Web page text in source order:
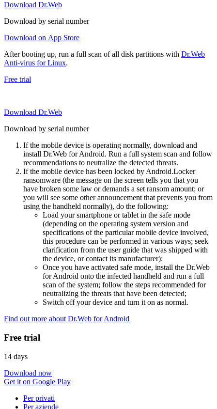
Download Dr.Web
Download by serial number
Download on App Store
After booting up, run a full scan of all disk partitions with Dr.Web
Anti-virus for Linux.
Free trial
Download Dr.Web
Download by serial number
If the mobile device is operating normally, download and
install Dr.Web for Android. Run a full system scan and follow
recommendations to neutralize the detected threats.
If the mobile device has been locked by Android.Locker
ransomware (the message on the screen tells you that you
have broken some law or demands a set ransom amount; or
you will see some other announcement that prevents you from
using the handheld normally), do the following:
Load your smartphone or tablet in the safe mode
(depending on the operating system version and
specifications of the particular mobile device involved,
this procedure can be performed in various ways; seek
clarification from the user guide that was shipped with
the device, or contact its manufacturer);
Once you have activated safe mode, install the Dr.Web
for Android onto the infected handheld and run a full
scan of the system; follow the steps recommended for
neutralizing the threats that have been detected;
Switch off your device and turn it on as normal.
Find out more about Dr.Web for Android
Free trial
14 days
Download now
Get it on Google Play
Per privati
Per aziende